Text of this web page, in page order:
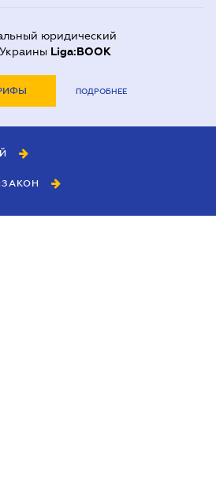
юридический
Liga:BOOK
ПОДРОБНЕЕ